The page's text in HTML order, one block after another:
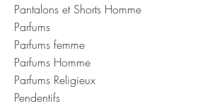
Pantalons et Shorts Homme
Parfums
Parfums femme
Parfums Homme
Parfums Religieux
Pendentifs